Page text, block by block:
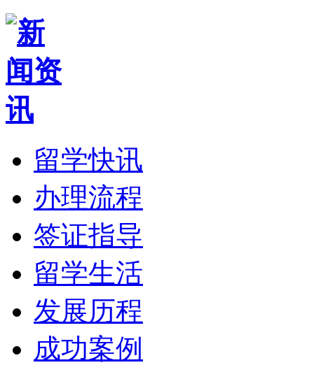
留学快讯
办理流程
签证指导
留学生活
发展历程
成功案例